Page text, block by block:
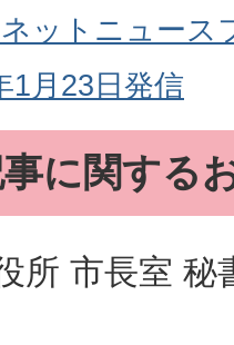
ットニュース
1月23日発信
に関する
所 市長室 秘